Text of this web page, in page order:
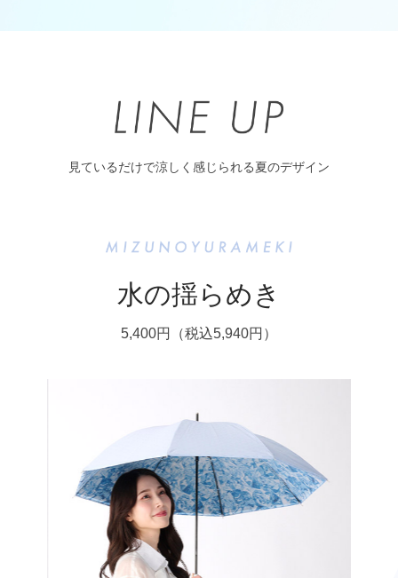
見ているだけで涼しく感じられる夏のデザイン
水の揺らめき
5,400円（税込5,940円）